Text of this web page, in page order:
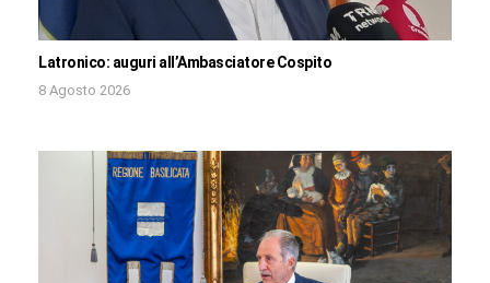
Latronico: auguri all’Ambasciatore Cospito
8 Agosto 2026